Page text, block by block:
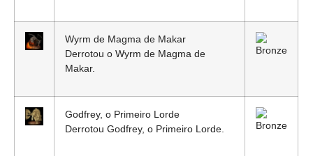
Wyrm de Magma de Makar
Derrotou o Wyrm de Magma de
Makar.
Godfrey, o Primeiro Lorde
Derrotou Godfrey, o Primeiro Lorde.